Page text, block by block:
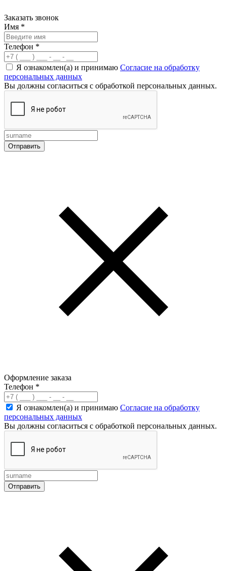
Заказать звонок
Имя *
Телефон *
Я ознакомлен(а) и принимаю Согласие на обработку
персональных данных
Вы должны согласиться с обработкой персональных данных.
Оформление заказа
Телефон *
Я ознакомлен(а) и принимаю Согласие на обработку
персональных данных
Вы должны согласиться с обработкой персональных данных.